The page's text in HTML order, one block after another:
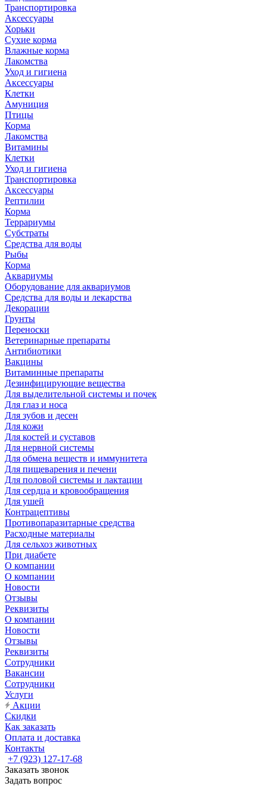
Транспортировка
Аксессуары
Хорьки
Сухие корма
Влажные корма
Лакомства
Уход и гигиена
Аксессуары
Клетки
Амуниция
Птицы
Корма
Лакомства
Витамины
Клетки
Уход и гигиена
Транспортировка
Аксессуары
Рептилии
Корма
Террариумы
Субстраты
Средства для воды
Рыбы
Корма
Аквариумы
Оборудование для аквариумов
Средства для воды и лекарства
Декорации
Грунты
Переноски
Ветеринарные препараты
Антибиотики
Вакцины
Витаминные препараты
Дезинфицирующие вещества
Для выделительной системы и почек
Для глаз и носа
Для зубов и десен
Для кожи
Для костей и суставов
Для нервной системы
Для обмена веществ и иммунитета
Для пищеварения и печени
Для половой системы и лактации
Для сердца и кровообращения
Для ушей
Контрацептивы
Противопаразитарные средства
Расходные материалы
Для сельхоз животных
При диабете
О компании
О компании
Новости
Отзывы
Реквизиты
О компании
Новости
Отзывы
Реквизиты
Сотрудники
Вакансии
Сотрудники
Услуги
Акции
Скидки
Как заказать
Оплата и доставка
Контакты
+7 (923) 127-17-68
Заказать звонок
Задать вопрос